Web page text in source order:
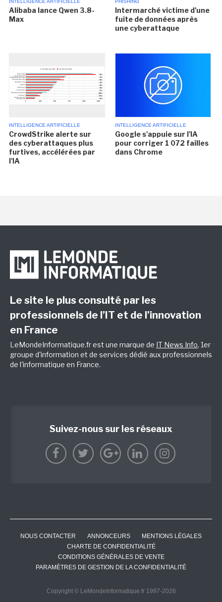
INTELLIGENCE ARTIFICIELLE
Alibaba lance Qwen 3.8-
Max
PHISHING
Intermarché victime d'une
fuite de données après
une cyberattaque
INTELLIGENCE ARTIFICIELLE
CrowdStrike alerte sur
des cyberattaques plus
furtives, accélérées par
l'IA
INTELLIGENCE ARTIFICIELLE
Google s'appuie sur l'IA
pour corriger 1 072 failles
dans Chrome
Le site le plus consulté par les
professionnels de l’IT et de l’innovation
en France
LeMondeInformatique.fr est une marque de IT News Info, 1er
groupe d'information et de services dédié aux professionnels
de l'informatique en France.
Suivez-nous sur les réseaux
NOUS CONTACTER ANNONCEURS
MENTIONS LÉGALES
CHARTE DE CONFIDENTIALITÉ
CONDITIONS GÉNÉRALES DE VENTE
PARAMÈTRES DE GESTION DE LA CONFIDENTIALITÉ
Copyright © LeMondeInformatique.fr 1997-2026